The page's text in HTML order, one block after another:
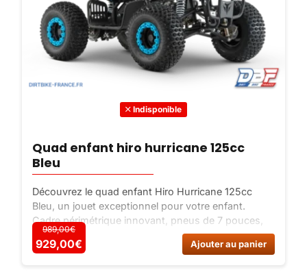
Indisponible
Quad enfant hiro hurricane 125cc
Bleu
Découvrez le quad enfant Hiro Hurricane 125cc
Bleu, un jouet exceptionnel pour votre enfant.
Cadre périmétrique innovant, pneus de 7 pouces,
moteur Lifan 125cc, freins au guidon, sécurité
renforcée. Offrez-lui une expérience inoubliable !
929,00€
989,00€
929,00€ Ajouter au panier